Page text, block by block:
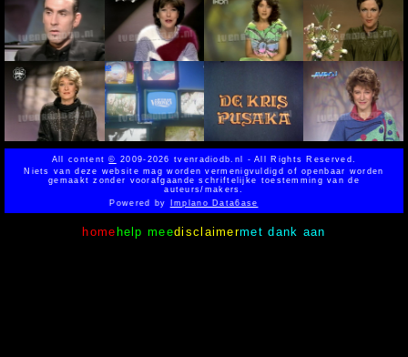
All content© 2009-2026 tvenradiodb.nl - All Rights Reserved.
Niets van deze website mag worden vermenigvuldigd of openbaar worden
gemaakt zonder voorafgaande schriftelijke toestemming van de
auteurs/makers.
Powered byImplano Data6ase
home help meedisclaimermet dank aan